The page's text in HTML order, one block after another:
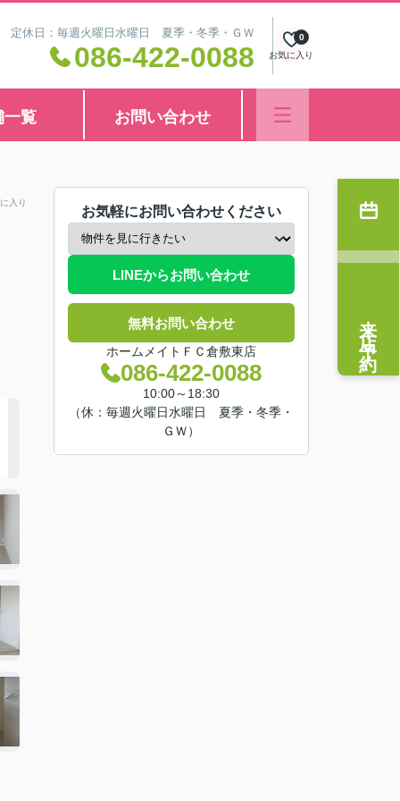
定休日：毎週火曜日水曜日 夏季・冬季・ＧＷ
086-422-0088 お気に入り
0
一覧 お問い合わせ
入り
お気軽にお問い合わせください
LINEからお問い合わせ
無料お問い合わせ
ホームメイトＦＣ倉敷東店
086-422-0088
10:00～18:30
（休：毎週火曜日水曜日 夏季・冬季・
ＧＷ）
来店予約